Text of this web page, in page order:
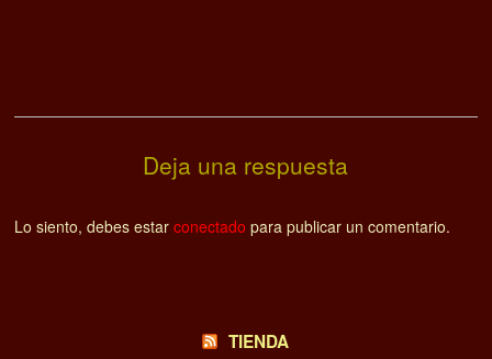
Deja una respuesta
Lo siento, debes estarconectado para publicar un comentario.
TIENDA